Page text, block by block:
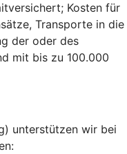
Kosten für
Transporte in die
der oder des
mit bis zu 100.000
unterstützen wir bei